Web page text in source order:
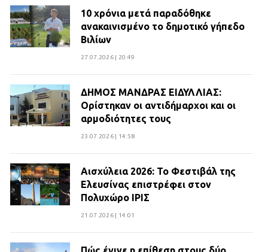
10 χρόνια μετά παραδόθηκε
ανακαινισμένο το δημοτικό γήπεδο
Βιλίων
27.07.2026 | 20:49
ΔΗΜΟΣ ΜΑΝΔΡΑΣ ΕΙΔΥΛΛΙΑΣ:
Ορίστηκαν οι αντιδήμαρχοι και οι
αρμοδιότητες τους
23.07.2026 | 14:58
Αισχύλεια 2026: Το Φεστιβάλ της
Ελευσίνας επιστρέφει στον
Πολυχώρο ΙΡΙΣ
21.07.2026 | 14:01